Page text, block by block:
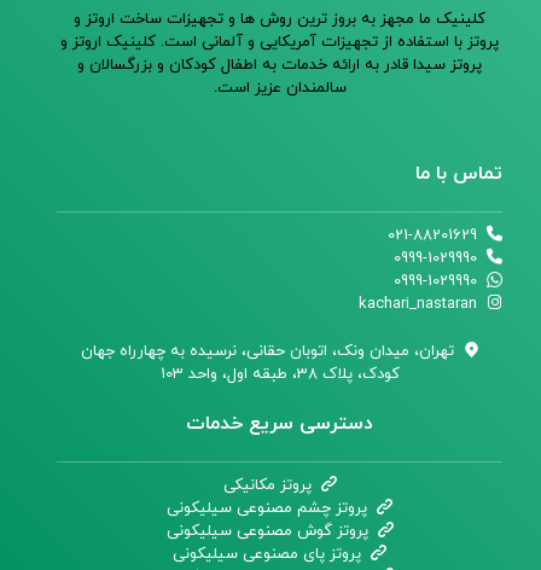
کلینیک ما مجهز به بروز ترین روش ها و تجهیزات ساخت اروتز و
پروتز با استفاده از تجهیزات آمریکایی و آلمانی است. کلینیک اروتز و
پروتز سیدا قادر به ارائه خدمات به اطفال کودکان و بزرگسالان و
سالمندان عزیز است.
تماس با ما
021-88201629
0999-1029990
0999-1029990
kachari_nastaran
تهران،‌ میدان ونک، اتوبان حقانی، نرسیده به چهارراه جهان
کودک، پلاک 38، طبقه اول، واحد 103
دسترسی سریع خدمات
پروتز مکانیکی
پروتز چشم مصنوعی سیلیکونی
پروتز گوش مصنوعی سیلیکونی
پروتز پای مصنوعی سیلیکونی